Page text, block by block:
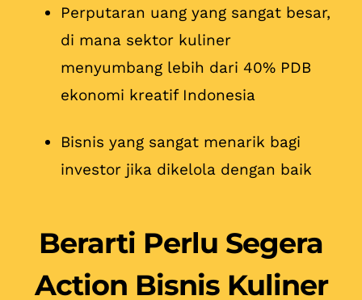
Perputaran uang yang sangat besar,
di mana sektor kuliner
menyumbang lebih dari 40% PDB
ekonomi kreatif Indonesia
Bisnis yang sangat menarik bagi
investor jika dikelola dengan baik
Berarti Perlu Segera
Action Bisnis Kuliner